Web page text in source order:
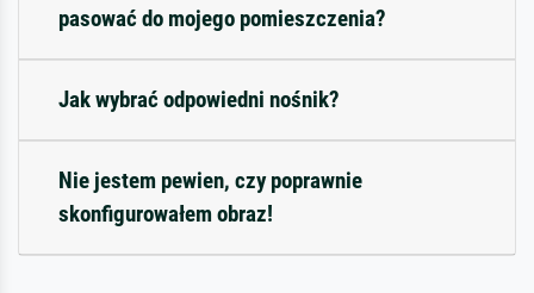
pasować do mojego pomieszczenia?
Jak wybrać odpowiedni nośnik?
Nie jestem pewien, czy poprawnie
skonfigurowałem obraz!